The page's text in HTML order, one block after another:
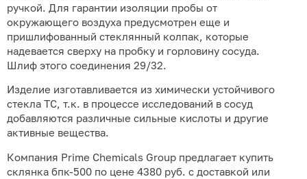
ручкой. Для гарантии изоляции пробы от
окружающего воздуха предусмотрен еще и
пришлифованный стеклянный колпак, которые
надевается сверху на пробку и горловину сосуда.
Шлиф этого соединения 29/32.
Изделие изготавливается из химически устойчивого
стекла ТС, т.к. в процессе исследований в сосуд
добавляются различные сильные кислоты и другие
активные вещества.
Компания Prime Chemicals Group предлагает купить
склянка бпк-500 по цене 4380 руб. с доставкой или